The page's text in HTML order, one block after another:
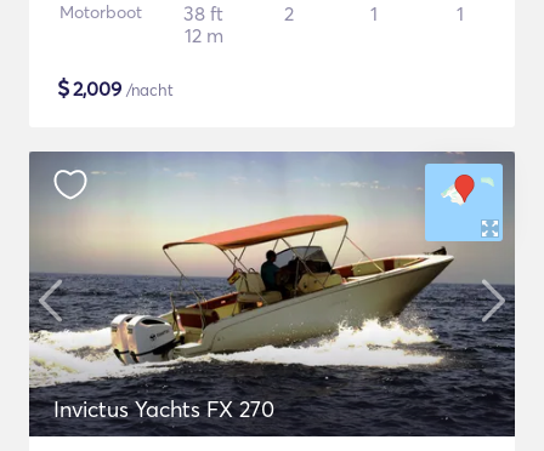
Motorboot
38 ft
12 m
2 1 1
$2,009 /nacht
Invictus Yachts FX 270